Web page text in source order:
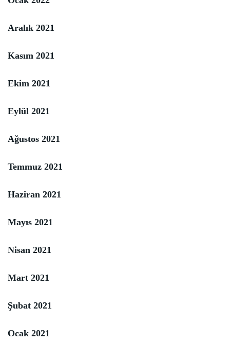
Aralık 2021
Kasım 2021
Ekim 2021
Eylül 2021
Ağustos 2021
Temmuz 2021
Haziran 2021
Mayıs 2021
Nisan 2021
Mart 2021
Şubat 2021
Ocak 2021